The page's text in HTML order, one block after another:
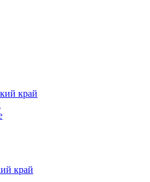
край
край